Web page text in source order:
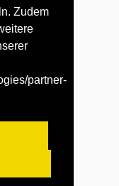
Zudem
partner-